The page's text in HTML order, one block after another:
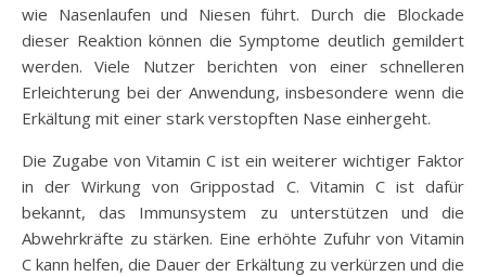
wie Nasenlaufen und Niesen führt. Durch die Blockade
dieser Reaktion können die Symptome deutlich gemildert
werden. Viele Nutzer berichten von einer schnelleren
Erleichterung bei der Anwendung, insbesondere wenn die
Erkältung mit einer stark verstopften Nase einhergeht.
Die Zugabe von Vitamin C ist ein weiterer wichtiger Faktor
in der Wirkung von Grippostad C. Vitamin C ist dafür
bekannt, das Immunsystem zu unterstützen und die
Abwehrkräfte zu stärken. Eine erhöhte Zufuhr von Vitamin
C kann helfen, die Dauer der Erkältung zu verkürzen und die